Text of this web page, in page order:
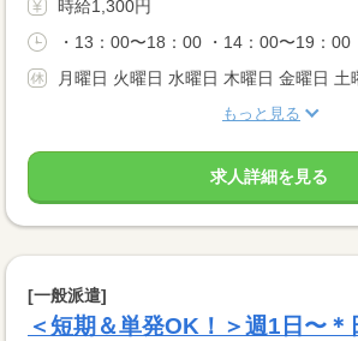
時給1,300円
・13：00〜18：00 ・14：00〜19：00
月曜日 火曜日 水曜日 木曜日 金曜日 土
もっと見る
求人詳細を見る
[一般派遣]
＜短期＆単発OK！＞週1日〜